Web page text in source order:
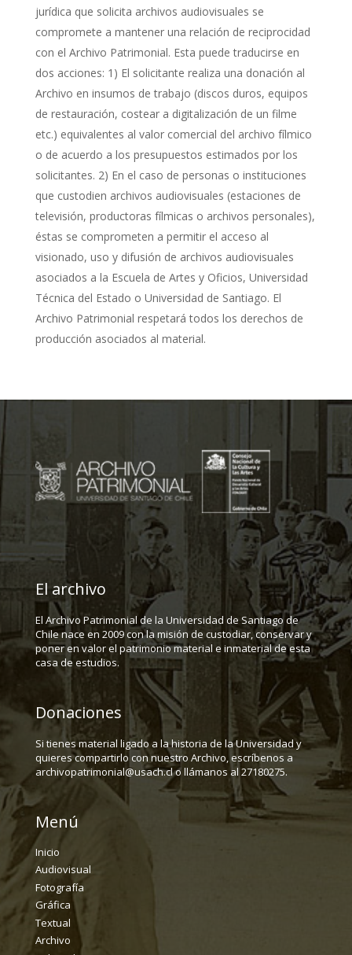
jurídica que solicita archivos audiovisuales se
compromete a mantener una relación de reciprocidad
con el Archivo Patrimonial. Esta puede traducirse en
dos acciones: 1) El solicitante realiza una donación al
Archivo en insumos de trabajo (discos duros, equipos
de restauración, costear a digitalización de un filme
etc.) equivalentes al valor comercial del archivo fílmico
o de acuerdo a los presupuestos estimados por los
solicitantes. 2) En el caso de personas o instituciones
que custodien archivos audiovisuales (estaciones de
televisión, productoras fílmicas o archivos personales),
éstas se comprometen a permitir el acceso al
visionado, uso y difusión de archivos audiovisuales
asociados a la Escuela de Artes y Oficios, Universidad
Técnica del Estado o Universidad de Santiago. El
Archivo Patrimonial respetará todos los derechos de
producción asociados al material.
El archivo
El Archivo Patrimonial de la Universidad de Santiago de
Chile nace en 2009 con la misión de custodiar, conservar y
poner en valor el patrimonio material e inmaterial de esta
casa de estudios.
Donaciones
Si tienes material ligado a la historia de la Universidad y
quieres compartirlo con nuestro Archivo, escríbenos a
archivopatrimonial@usach.cl o llámanos al 27180275.
Menú
Inicio
Audiovisual
Fotografía
Gráfica
Textual
Archivo